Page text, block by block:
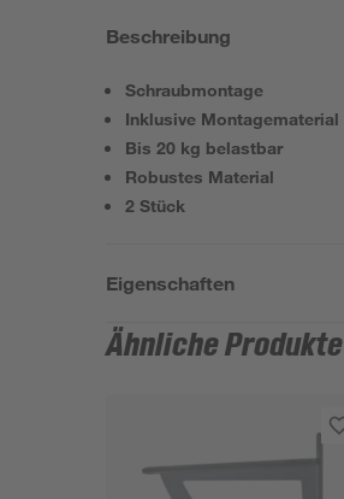
Beschreibung
Schraubmontage
Inklusive Montagematerial
Bis 20 kg belastbar
Robustes Material
2 Stück
Eigenschaften
Ähnliche Produkte